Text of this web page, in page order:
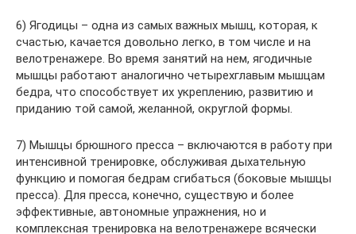
6) Ягодицы – одна из самых важных мышц, которая, к
счастью, качается довольно легко, в том числе и на
велотренажере. Во время занятий на нем, ягодичные
мышцы работают аналогично четырехглавым мышцам
бедра, что способствует их укреплению, развитию и
приданию той самой, желанной, округлой формы.
7) Мышцы брюшного пресса – включаются в работу при
интенсивной тренировке, обслуживая дыхательную
функцию и помогая бедрам сгибаться (боковые мышцы
пресса). Для пресса, конечно, существую и более
эффективные, автономные упражнения, но и
комплексная тренировка на велотренажере всячески